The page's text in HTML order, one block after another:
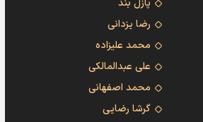
پازل بند
رضا یزدانی
محمد علیزاده
علی عبدالمالکی
محمد اصفهانی
گرشا رضایی